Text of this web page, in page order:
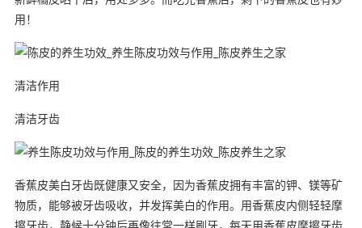
用！
清洁作用
清洁牙齿
香蕉皮美白牙齿既健康又安全，因为香蕉皮拥有丰富的钾、镁等矿
物质，能够被牙齿吸收，并发挥美白的作用。用香蕉皮内侧轻轻摩